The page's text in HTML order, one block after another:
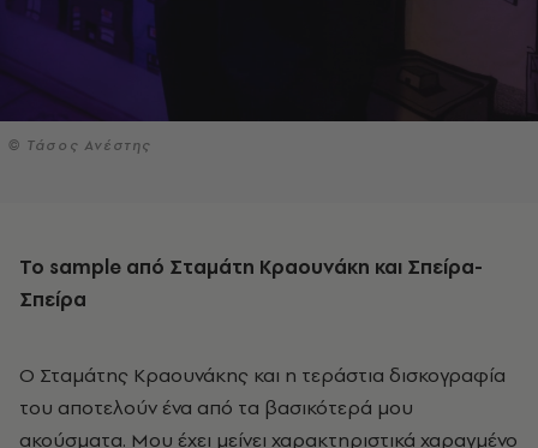
© Τάσος Ανέστης
Το sample από Σταμάτη Κραουνάκη και Σπείρα-
Σπείρα
Ο Σταμάτης Κραουνάκης και η τεράστια δισκογραφία
του αποτελούν ένα από τα βασικότερά μου
ακούσματα. Μου έχει μείνει χαρακτηριστικά χαραγμένο